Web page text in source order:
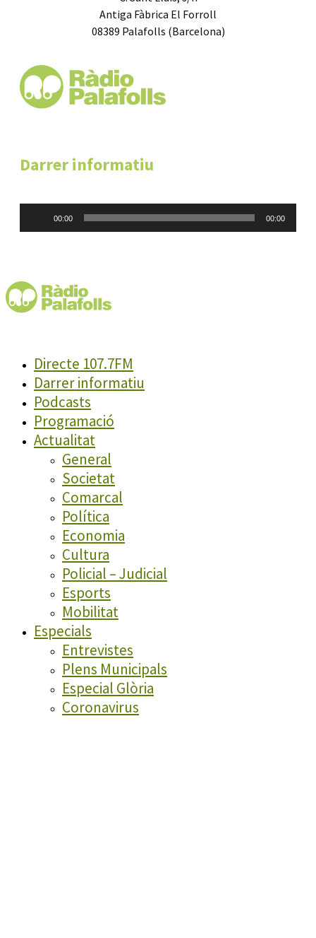
Antiga Fàbrica El Forroll
08389 Palafolls (Barcelona)
Darrer informatiu
00:00 00:00
Directe 107.7FM
Darrer informatiu
Podcasts
Programació
Actualitat
General
Societat
Comarcal
Política
Economia
Cultura
Policial – Judicial
Esports
Mobilitat
Especials
Entrevistes
Plens Municipals
Especial Glòria
Coronavirus